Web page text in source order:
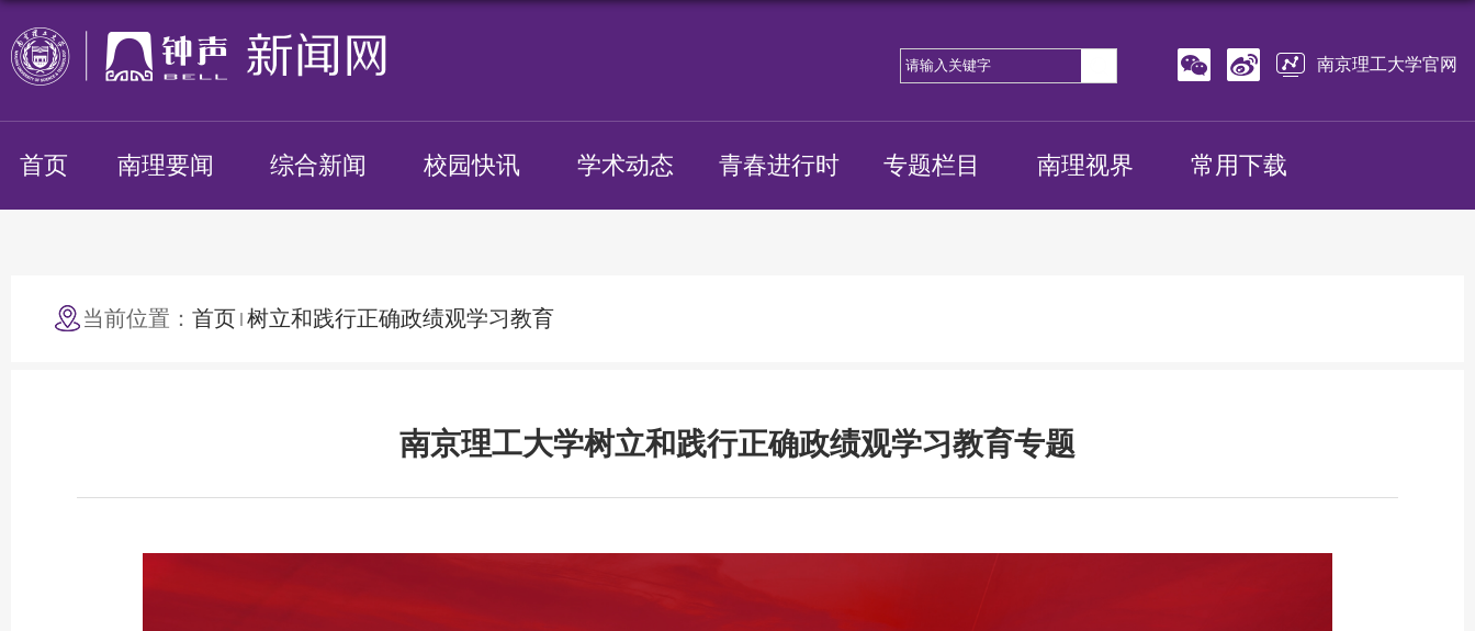
南京理工大学官网
首页 南理要闻 综合新闻 校园快讯 学术动态 青春进行时 专题栏目 南理视界 常用下载
当前位置： 首页 树立和践行正确政绩观学习教育
南京理工大学树立和践行正确政绩观学习教育专题